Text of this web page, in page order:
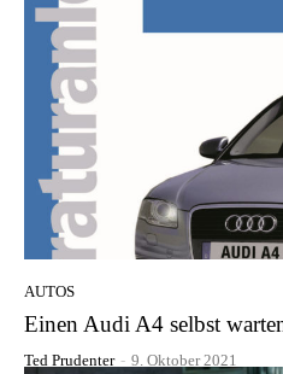
AUTOS
Einen Audi A4 selbst
Ted Prudenter - 9. Oktober 2021